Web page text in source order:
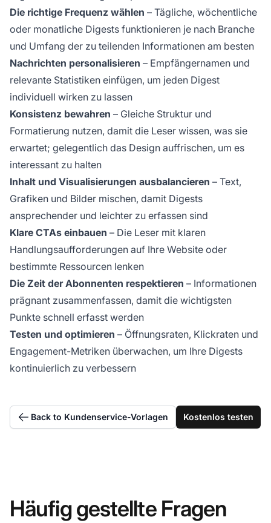
Die richtige Frequenz wählen – Tägliche, wöchentliche
oder monatliche Digests funktionieren je nach Branche
und Umfang der zu teilenden Informationen am besten
Nachrichten personalisieren – Empfängernamen und
relevante Statistiken einfügen, um jeden Digest
individuell wirken zu lassen
Konsistenz bewahren – Gleiche Struktur und
Formatierung nutzen, damit die Leser wissen, was sie
erwartet; gelegentlich das Design auffrischen, um es
interessant zu halten
Inhalt und Visualisierungen ausbalancieren – Text,
Grafiken und Bilder mischen, damit Digests
ansprechender und leichter zu erfassen sind
Klare CTAs einbauen – Die Leser mit klaren
Handlungsaufforderungen auf Ihre Website oder
bestimmte Ressourcen lenken
Die Zeit der Abonnenten respektieren – Informationen
prägnant zusammenfassen, damit die wichtigsten
Punkte schnell erfasst werden
Testen und optimieren – Öffnungsraten, Klickraten und
Engagement-Metriken überwachen, um Ihre Digests
kontinuierlich zu verbessern
Back to Kundenservice-Vorlagen Kostenlos testen
Häufig gestellte Fragen